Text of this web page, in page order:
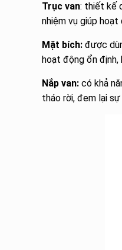
Trục van: thiết kế
nhiệm vụ giúp
Mặt bích:được
hoạt động ổn định,
Nắp van:có khả
tháo rời, đem lại